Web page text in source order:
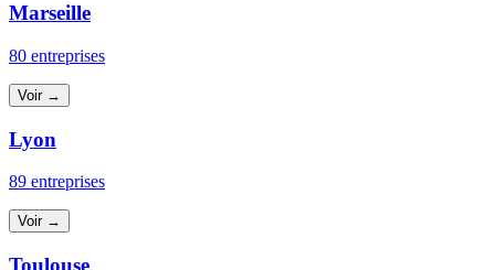
Marseille
80 entreprises
Voir →
Lyon
89 entreprises
Voir →
Toulouse